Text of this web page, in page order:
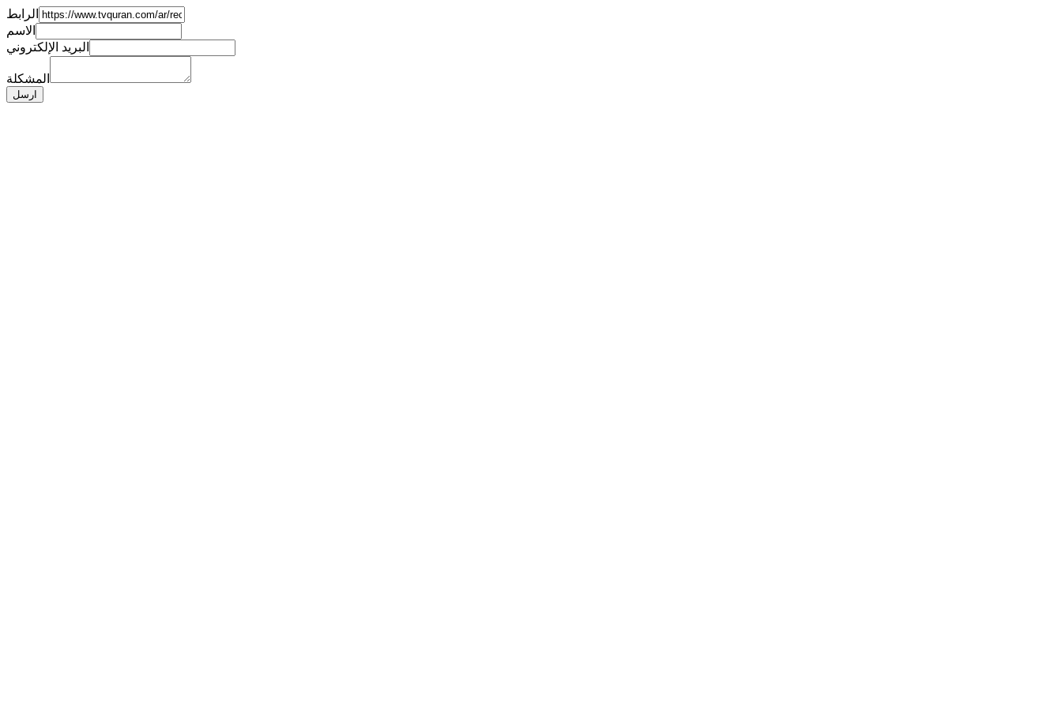
الرابط
الاسم
البريد الإلكتروني
المشكلة
ارسل